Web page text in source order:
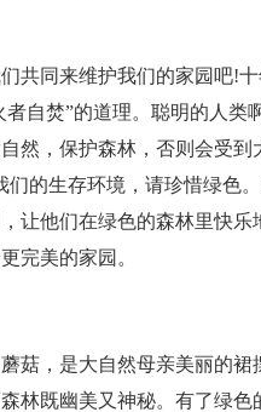
共同来维护我们的家园吧!
自焚”的道理。聪明的人类
然，保护森林，否则会受到
的生存环境，请珍惜绿色
让他们在绿色的森林里快乐
完美的家园。
菇，是大自然母亲美丽的裙
林既幽美又神秘。有了绿色